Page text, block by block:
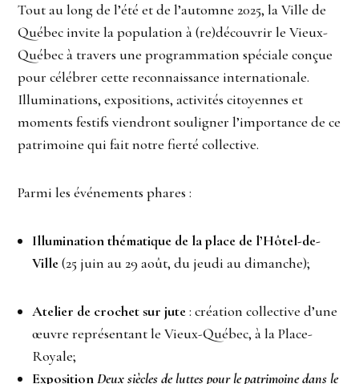
Tout au long de l’été et de l’automne 2025, la Ville de
Québec invite la population à (re)découvrir le Vieux-
Québec à travers une programmation spéciale conçue
pour célébrer cette reconnaissance internationale.
Illuminations, expositions, activités citoyennes et
moments festifs viendront souligner l’importance de ce
patrimoine qui fait notre fierté collective.
Parmi les événements phares :
Illumination thématique de la place de l’Hôtel-de-
Ville(25 juin au 29 août, du jeudi au dimanche);
Atelier de crochet sur jute: création collective d’une
œuvre représentant le Vieux-Québec, à la Place-
Royale;
ExpositionDeux siècles de luttes pour le patrimoine dans le